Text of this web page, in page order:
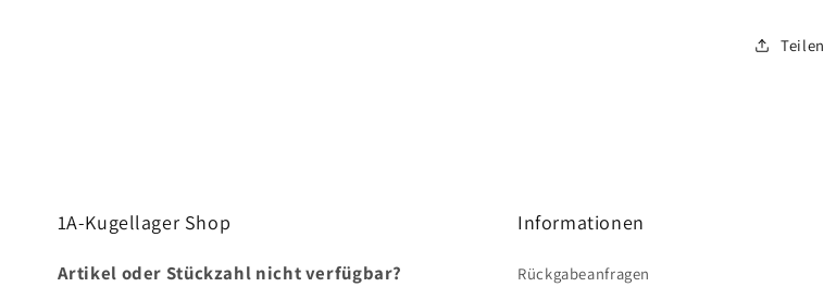
Teilen
1A-Kugellager Shop
Artikel oder Stückzahl nicht verfügbar?
Informationen
Rückgabeanfragen